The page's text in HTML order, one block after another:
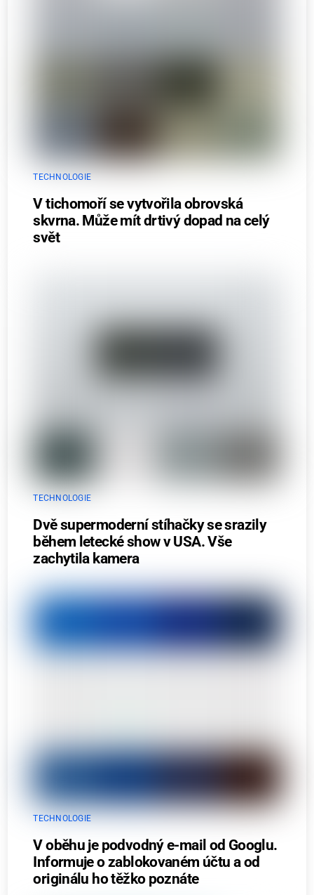
TECHNOLOGIE
V tichomoří se vytvořila obrovská
skvrna. Může mít drtivý dopad na celý
svět
TECHNOLOGIE
Dvě supermoderní stíhačky se srazily
během letecké show v USA. Vše
zachytila kamera
TECHNOLOGIE
V oběhu je podvodný e-mail od Googlu.
Informuje o zablokovaném účtu a od
originálu ho těžko poznáte